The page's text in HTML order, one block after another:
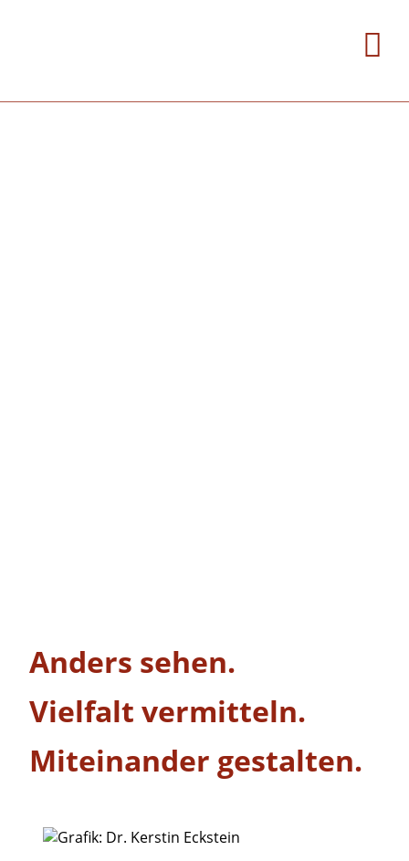
Anders sehen.
Vielfalt vermitteln.
Miteinander gestalten.